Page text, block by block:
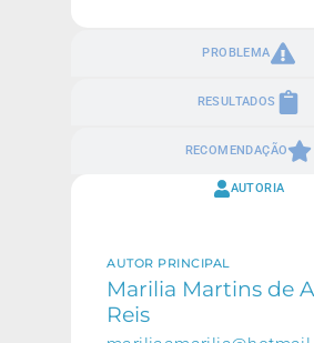
PROBLEMA
RESULTADOS
RECOMENDAÇÃO
AUTORIA
AUTOR PRINCIPAL
Marilia Martins de
Reis